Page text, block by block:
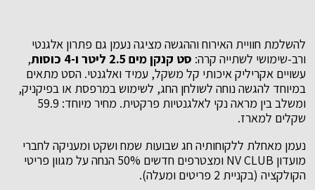
להשלמת חוויית האירוח וההגשה מציגה נעמן גם פתרון אלגנטי
ורב-שימושי לשתייה קרה: סט קנקן מים 2.5 ליטר ו-4 כוסות
,
עשויים אקריליק איכותי קל משקל, עמיד ואלגנטי. הסט מתאים
במיוחד להגשה נוחה לשולחן החג, לשימוש במרפסת או בפיקניק,
ומשלב בין מראה נקי לאלגנטיות פרקטית. מחיר מיוחד: 59.9
שקלים למארז.
נעמן מאחלת ללקוחותיה חג שבועות שמח ושקט ומעניקה לחברי
מועדון NV CLUB ומצטרפים חדשים 50% הנחה על מגוון פריטי
הקולקציה (בקניית 2 פריטים ומעלה).